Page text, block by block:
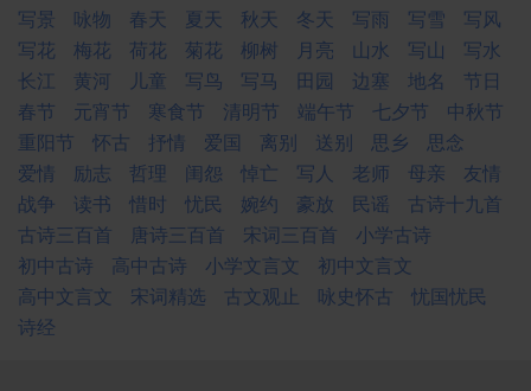
写景
咏物 春天 夏天 秋天 冬天 写雨 写雪
写风
写花
梅花 荷花 菊花 柳树 月亮 山水 写山
写水
长江
黄河 儿童 写鸟 写马 田园 边塞 地名
节日
春节
元宵节 寒食节 清明节 端午节 七夕节
中秋节
重阳节
怀古 抒情 爱国 离别 送别 思乡
思念
爱情
励志 哲理 闺怨 悼亡 写人 老师 母亲
友情
战争
读书 惜时 忧民 婉约 豪放 民谣
古诗十九首
古诗三百首
唐诗三百首 宋词三百首
小学古诗
初中古诗
高中古诗 小学文言文
初中文言文
高中文言文
宋词精选 古文观止 咏史怀古
忧国忧民
诗经